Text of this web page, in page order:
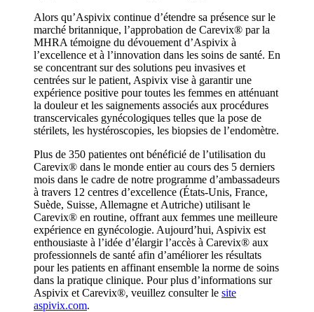
Alors qu’Aspivix continue d’étendre sa présence sur le
marché britannique, l’approbation de Carevix® par la
MHRA témoigne du dévouement d’Aspivix à
l’excellence et à l’innovation dans les soins de santé. En
se concentrant sur des solutions peu invasives et
centrées sur le patient, Aspivix vise à garantir une
expérience positive pour toutes les femmes en atténuant
la douleur et les saignements associés aux procédures
transcervicales gynécologiques telles que la pose de
stérilets, les hystéroscopies, les biopsies de l’endomètre.
Plus de 350 patientes ont bénéficié de l’utilisation du
Carevix® dans le monde entier au cours des 5 derniers
mois dans le cadre de notre programme d’ambassadeurs
à travers 12 centres d’excellence (États-Unis, France,
Suède, Suisse, Allemagne et Autriche) utilisant le
Carevix® en routine, offrant aux femmes une meilleure
expérience en gynécologie. Aujourd’hui, Aspivix est
enthousiaste à l’idée d’élargir l’accès à Carevix® aux
professionnels de santé afin d’améliorer les résultats
pour les patients en affinant ensemble la norme de soins
dans la pratique clinique. Pour plus d’informations sur
Aspivix et Carevix®, veuillez consulter le site
aspivix.com.